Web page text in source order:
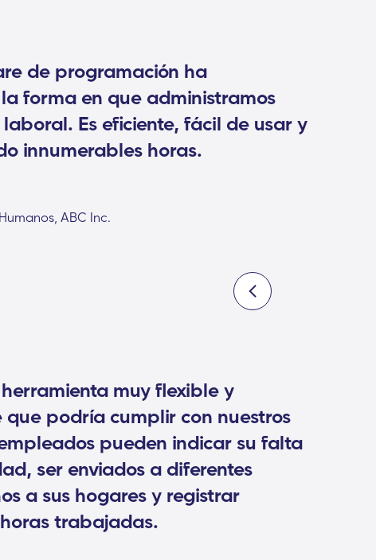
de programación ha
forma en que administramos
Es eficiente, fácil de usar y
innumerables horas.
ABC Inc.
muy flexible y
podría cumplir con nuestros
pueden indicar su falta
ser enviados a diferentes
a sus hogares y registrar
trabajadas.